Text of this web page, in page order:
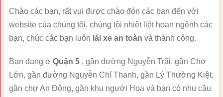
Chào các bạn, rất vui được chào đón các bạn đến với
website của chúng tôi, chúng tôi nhiệt liệt hoan ngênh các
bạn, chúc các bạn luôn lái xe an toàn và thành công.
Bạn đang ở Quận 5 , gần đường Nguyễn Trãi, gần Chợ
Lớn, gần đường Nguyễn Chí Thanh, gần Lý Thường Kiệt,
gần chợ An Đông, gần khu người Hoa và bạn có nhu cầu